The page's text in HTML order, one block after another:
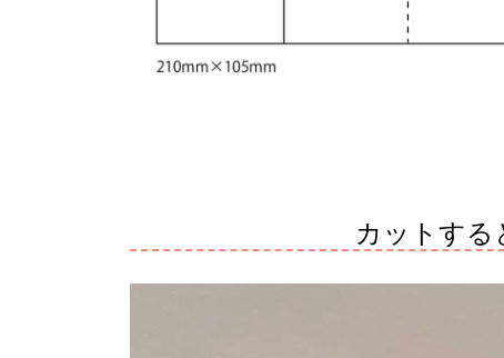
カットする